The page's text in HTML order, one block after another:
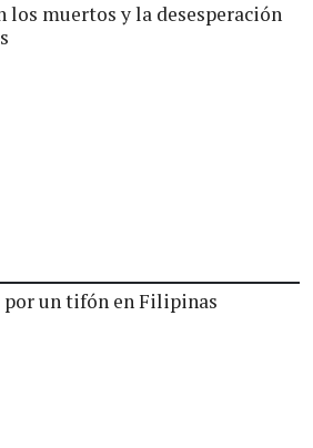
muertos y la desesperación
por un tifón en Filipinas